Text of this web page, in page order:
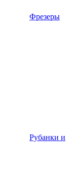
Фрезеры
Рубанки и